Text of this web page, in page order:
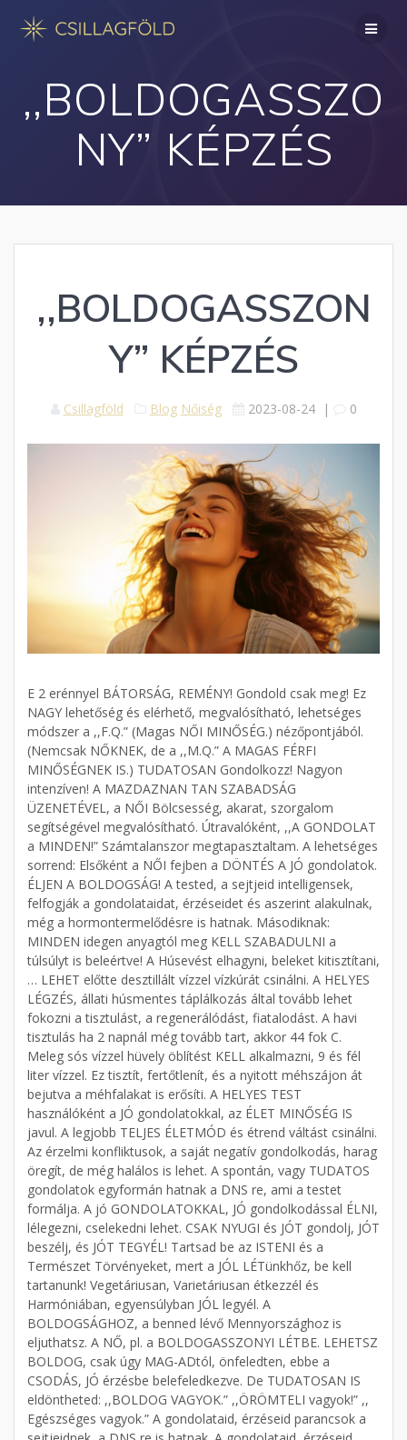
,,BOLDOGASSZO
NY” KÉPZÉS
,,BOLDOGASSZON
Y” KÉPZÉS
Csillagföld Blog Nőiség 2023-08-24| 0
E 2 erénnyel BÁTORSÁG, REMÉNY! Gondold csak meg! Ez
NAGY lehetőség és elérhető, megvalósítható, lehetséges
módszer a ,,F.Q.” (Magas NŐI MINŐSÉG.) nézőpontjából.
(Nemcsak NŐKNEK, de a ,,M.Q.” A MAGAS FÉRFI
MINŐSÉGNEK IS.) TUDATOSAN Gondolkozz! Nagyon
intenzíven! A MAZDAZNAN TAN SZABADSÁG
ÜZENETÉVEL, a NŐI Bölcsesség, akarat, szorgalom
segítségével megvalósítható. Útravalóként, ,,A GONDOLAT
a MINDEN!” Számtalanszor megtapasztaltam. A lehetséges
sorrend: Elsőként a NŐI fejben a DÖNTÉS A JÓ gondolatok.
ÉLJEN A BOLDOGSÁG! A tested, a sejtjeid intelligensek,
felfogják a gondolataidat, érzéseidet és aszerint alakulnak,
még a hormontermelődésre is hatnak. Másodiknak:
MINDEN idegen anyagtól meg KELL SZABADULNI a
túlsúlyt is beleértve! A Húsevést elhagyni, beleket kitisztítani,
… LEHET előtte desztillált vízzel vízkúrát csinálni. A HELYES
LÉGZÉS, állati húsmentes táplálkozás által tovább lehet
fokozni a tisztulást, a regenerálódást, fiatalodást. A havi
tisztulás ha 2 napnál még tovább tart, akkor 44 fok C.
Meleg sós vízzel hüvely öblítést KELL alkalmazni, 9 és fél
liter vízzel. Ez tisztít, fertőtlenít, és a nyitott méhszájon át
bejutva a méhfalakat is erősíti. A HELYES TEST
használóként a JÓ gondolatokkal, az ÉLET MINŐSÉG IS
javul. A legjobb TELJES ÉLETMÓD és étrend váltást csinálni.
Az érzelmi konfliktusok, a saját negatív gondolkodás, harag
öregít, de még halálos is lehet. A spontán, vagy TUDATOS
gondolatok egyformán hatnak a DNS re, ami a testet
formálja. A jó GONDOLATOKKAL, JÓ gondolkodással ÉLNI,
lélegezni, cselekedni lehet. CSAK NYUGI és JÓT gondolj, JÓT
beszélj, és JÓT TEGYÉL! Tartsad be az ISTENI és a
Természet Törvényeket, mert a JÓL LÉTünkhőz, be kell
tartanunk! Vegetáriusan, Varietáriusan étkezzél és
Harmóniában, egyensúlyban JÓL legyél. A
BOLDOGSÁGHOZ, a benned lévő Mennyországhoz is
eljuthatsz. A NŐ, pl. a BOLDOGASSZONYI LÉTBE. LEHETSZ
BOLDOG, csak úgy MAG-ADtól, önfeledten, ebbe a
CSODÁS, JÓ érzésbe belefeledkezve. De TUDATOSAN IS
eldöntheted: ,,BOLDOG VAGYOK.” ,,ÖRÖMTELI vagyok!” ,,
Egészséges vagyok.” A gondolataid, érzéseid parancsok a